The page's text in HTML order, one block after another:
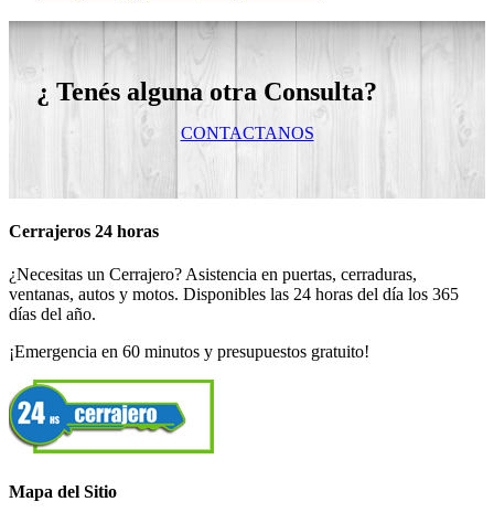
¿ Tenés alguna otra Consulta?
CONTACTANOS
Cerrajeros 24 horas
¿Necesitas un Cerrajero? Asistencia en puertas, cerraduras,
ventanas, autos y motos. Disponibles las 24 horas del día los 365
días del año.
¡Emergencia en 60 minutos y presupuestos gratuito!
Mapa del Sitio